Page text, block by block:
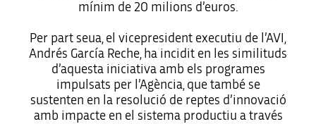
mínim de 20 milions d’euros.
Per part seua, el vicepresident executiu de l’AVI,
Andrés García Reche, ha incidit en les similituds
d’aquesta iniciativa amb els programes
impulsats per l’Agència, que també se
sustenten en la resolució de reptes d’innovació
amb impacte en el sistema productiu a través